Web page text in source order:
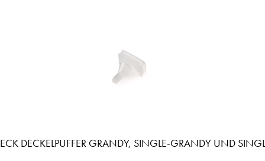
DECKELPUFFER GRANDY, SINGLE-GRANDY UND